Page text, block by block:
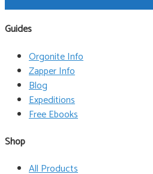
Guides
Orgonite Info
Zapper Info
Blog
Expeditions
Free Ebooks
Shop
All Products